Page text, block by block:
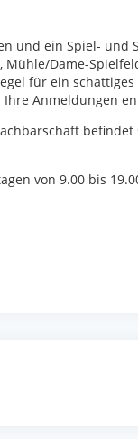
ein Spiel-
Dame-
für ein
Anmeldungen
von 9.00 bis